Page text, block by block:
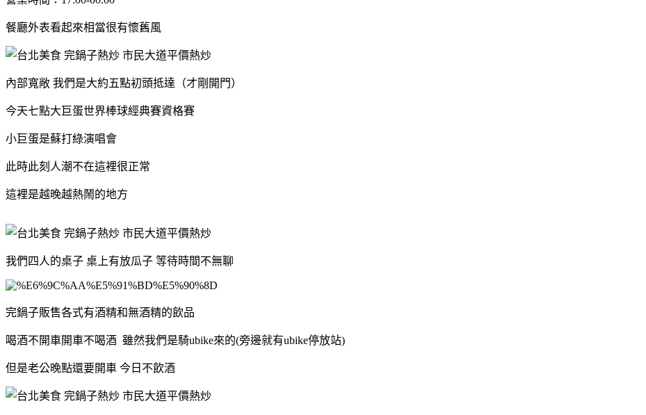
餐廳外表看起來相當很有懷舊風
內部寬敞 我們是大約五點初頭抵達（才剛開門）
今天七點大巨蛋世界棒球經典賽資格賽
小巨蛋是蘇打綠演唱會
此時此刻人潮不在這裡很正常
這裡是越晚越熱鬧的地方
我們四人的桌子 桌上有放瓜子 等待時間不無聊
完鍋子販售各式有酒精和無酒精的飲品
喝酒不開車開車不喝酒 雖然我們是騎ubike來的(旁邊就有ubike停放站)
但是老公晚點還要開車 今日不飲酒